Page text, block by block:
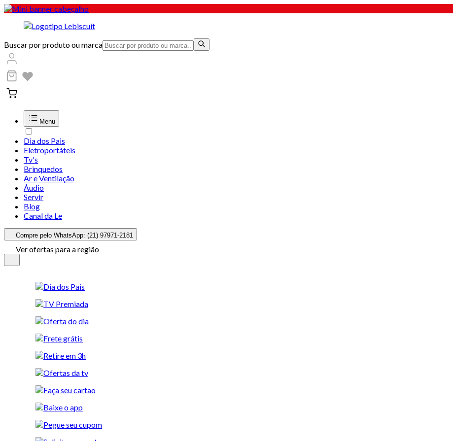
Buscar por produto ou marca
Menu
Dia dos Pais
Eletroportáteis
Tv's
Brinquedos
Ar e Ventilação
Áudio
Servir
Blog
Canal da Le
Compre pelo WhatsApp: (21) 97971-2181
Ver ofertas para a região